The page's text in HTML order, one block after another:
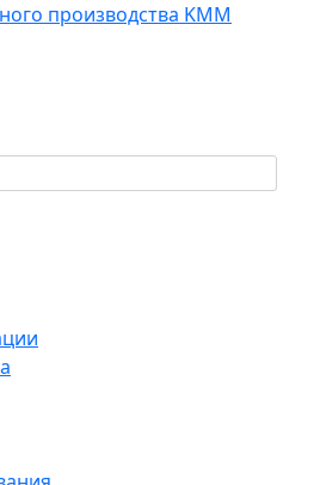
производства KMM